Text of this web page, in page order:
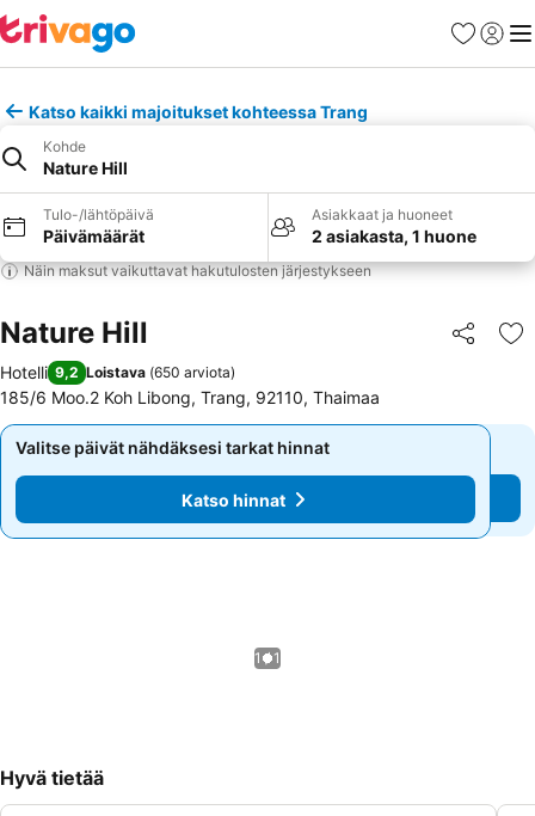
Suosikit
Katso kaikki majoitukset kohteessa Trang
Kohde
Nature Hill
Tulo-/lähtöpäivä
Päivämäärät
Asiakkaat ja huoneet
2 asiakasta, 1 huone
Näin maksut vaikuttavat hakutulosten järjestykseen
Nature Hill Jaa
Hotelli 9,2 Loistava (650 arviota)
185/6 Moo.2 Koh Libong, Trang, 92110, Thaimaa
Valitse päivät nähdäksesi tarkat hinnat
Katso hinnat
Valitse päivät nähdäksesi tarkat hinnat
Katso hinnat
1 / 1
Hyvä tietää